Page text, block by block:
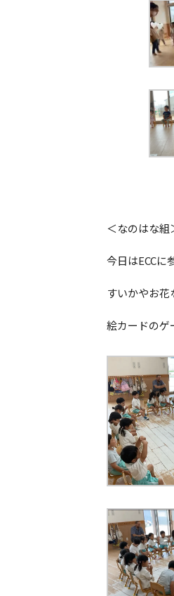
＜なのはな組
今日はECCに
すいかやお花
絵カードのゲ